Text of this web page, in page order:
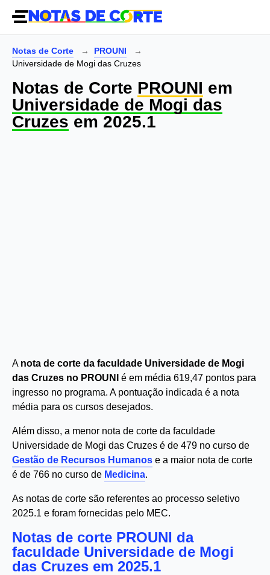
Notas de Corte
PROUNI
Universidade de Mogi das Cruzes
Notas de Corte PROUNI em
Universidade de Mogi das
Cruzes em 2025.1
A nota de corte da faculdade Universidade de Mogi
das Cruzes no PROUNI
é em média 619,47 pontos para
ingresso no programa. A pontuação indicada é a nota
média para os cursos desejados.
Além disso, a menor nota de corte da faculdade
Universidade de Mogi das Cruzes é de 479 no curso de
Gestão de Recursos Humanos e a maior nota de corte
é de 766 no curso de Medicina.
As notas de corte são referentes ao processo seletivo
2025.1 e foram fornecidas pelo MEC.
Notas de corte PROUNI da
faculdade Universidade de Mogi
das Cruzes em 2025.1